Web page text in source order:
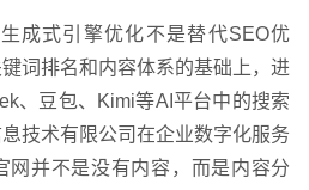
成式引擎优化不是替代SEO优
词排名和内容体系的基础上，进
、豆包、Kimi等AI平台中的搜索
技术有限公司在企业数字化服务
网并不是没有内容，而是内容分